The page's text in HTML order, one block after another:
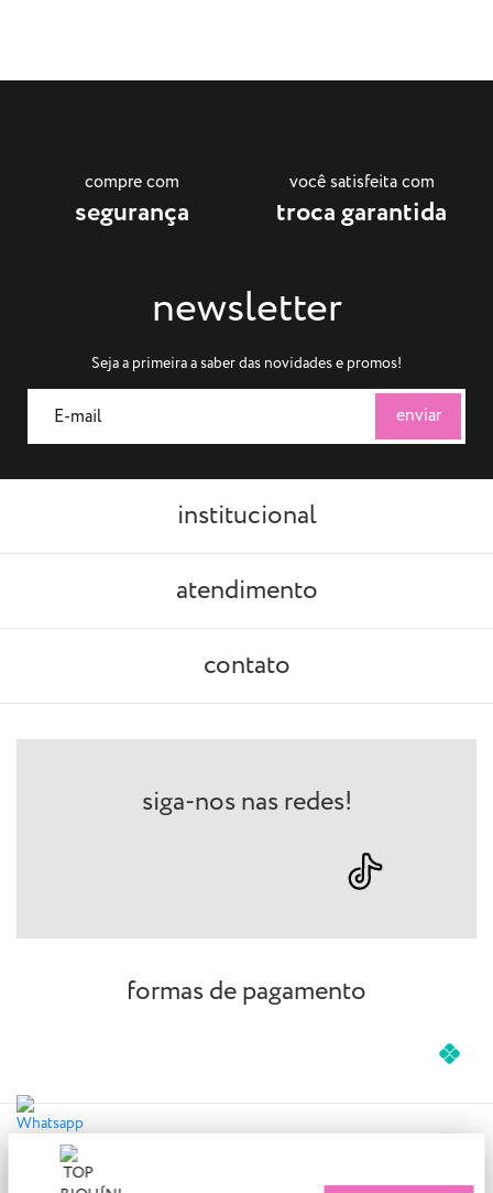
compre com
segurança
você satisfeita com
troca garantida
newsletter
Seja a primeira a saber das novidades e promos!
institucional
atendimento
contato
siga-nos nas redes!
formas de pagamento